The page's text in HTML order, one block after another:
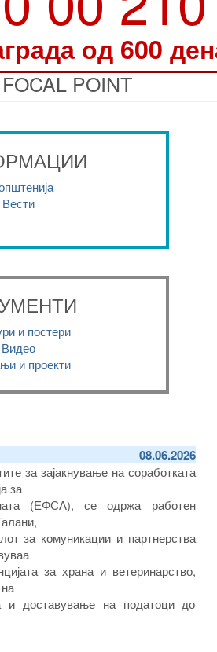
од 600
POINT
Вести
и постери
Видео
и проекти
08.06.2026
за зајакнување на соработката
за
(ЕФСА), се одржа работен
за комуникации и партнерства
за храна и ветеринарство,
и доставување на податоци до